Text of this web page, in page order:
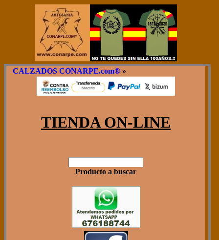
CALZADOS CONARPE.com® »
TIENDA ON-LINE
Producto a buscar